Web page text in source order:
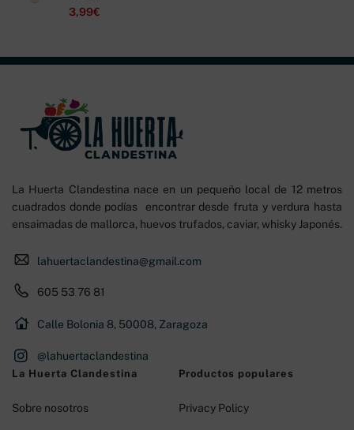
3,99€
La Huerta Clandestina nace en un pequeño local de 12 metros
cuadrados donde podías encontrar desde fruta y verdura hasta
ensaimadas de mallorca, huevos trufados, caviar, whisky Japonés.
lahuertaclandestina@gmail.com
605 53 76 81
Calle Bolonia 8, 50008, Zaragoza
@lahuertaclandestina
La Huerta Clandestina
Sobre nosotros
Productos populares
Privacy Policy